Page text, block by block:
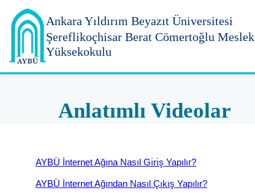
Ankara Yıldırım Beyazıt Üniversitesi
Şereflikoçhisar Berat Cömertoğlu Meslek
Yüksekokulu
Anlatımlı Videolar
AYBÜ İnternet Ağına Nasıl Gı̇rı̇ş Yapılır?
AYBÜ İnternet Ağından Nasıl Çıkış Yapılır?